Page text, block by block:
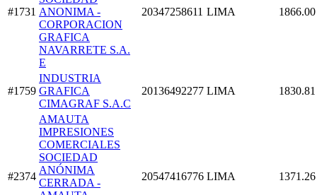
#1731 ANONIMA -
CORPORACION
GRAFICA
NAVARRETE S.A.
E
20347258611 LIMA 1866.00
#1759
INDUSTRIA
GRAFICA
CIMAGRAF S.A.C
20136492277 LIMA 1830.81
#2374
AMAUTA
IMPRESIONES
COMERCIALES
SOCIEDAD
ANÓNIMA
CERRADA -
20547416776 LIMA 1371.26